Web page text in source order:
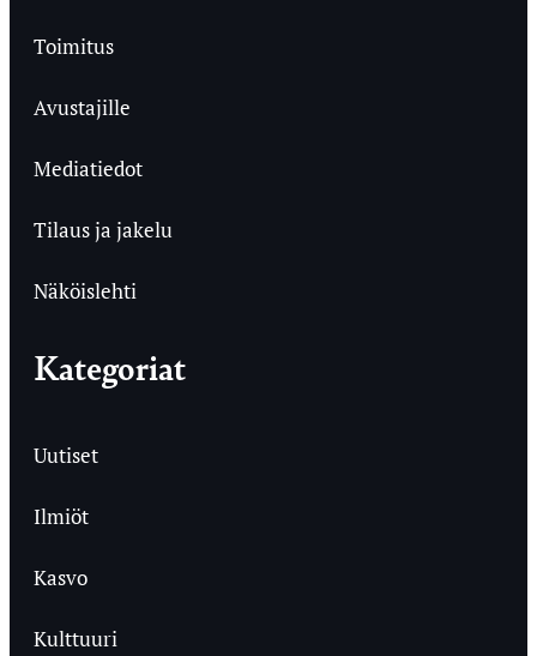
Toimitus
Avustajille
Mediatiedot
Tilaus ja jakelu
Näköislehti
Kategoriat
Uutiset
Ilmiöt
Kasvo
Kulttuuri